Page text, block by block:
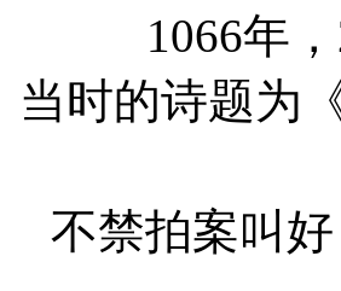
1066年
当时的诗题为
不禁拍案叫